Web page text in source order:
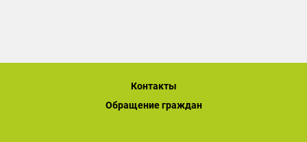
Контакты
Обращение граждан